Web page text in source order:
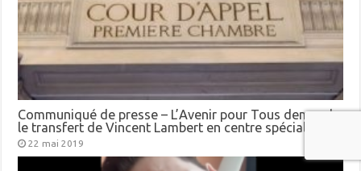
Communiqué de presse – L’Avenir pour Tous demande
le transfert de Vincent Lambert en centre spécialisé
22 mai 2019